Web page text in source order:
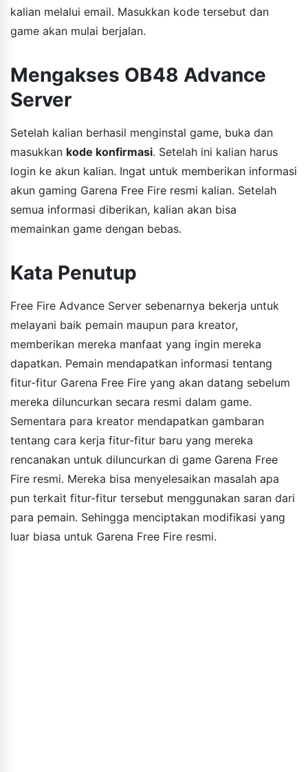
kalian melalui email. Masukkan kode tersebut dan
game akan mulai berjalan.
Mengakses OB48 Advance
Server
Setelah kalian berhasil menginstal game, buka dan
masukkan kode konfirmasi. Setelah ini kalian harus
login ke akun kalian. Ingat untuk memberikan informasi
akun gaming Garena Free Fire resmi kalian. Setelah
semua informasi diberikan, kalian akan bisa
memainkan game dengan bebas.
Kata Penutup
Free Fire Advance Server sebenarnya bekerja untuk
melayani baik pemain maupun para kreator,
memberikan mereka manfaat yang ingin mereka
dapatkan. Pemain mendapatkan informasi tentang
fitur-fitur Garena Free Fire yang akan datang sebelum
mereka diluncurkan secara resmi dalam game.
Sementara para kreator mendapatkan gambaran
tentang cara kerja fitur-fitur baru yang mereka
rencanakan untuk diluncurkan di game Garena Free
Fire resmi. Mereka bisa menyelesaikan masalah apa
pun terkait fitur-fitur tersebut menggunakan saran dari
para pemain. Sehingga menciptakan modifikasi yang
luar biasa untuk Garena Free Fire resmi.